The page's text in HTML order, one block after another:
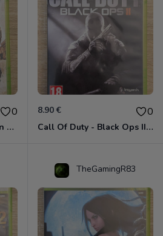
0
Call Of Juarez - Bound In Blood Xbox 360
8.90 € 0
Call Of Duty - Black Ops II Xbox 360
TheGamingR83